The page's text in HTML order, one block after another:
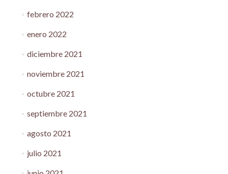
febrero 2022
enero 2022
diciembre 2021
noviembre 2021
octubre 2021
septiembre 2021
agosto 2021
julio 2021